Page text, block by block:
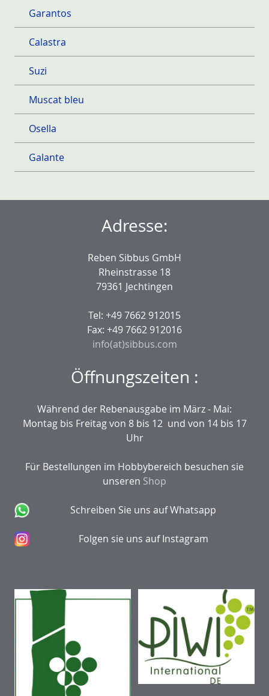
Garantos
Calastra
Suzi
Muscat bleu
Osella
Galante
Adresse:
Reben Sibbus GmbH
Rheinstrasse 18
79361 Jechtingen
Tel: +49 7662 912015
Fax: +49 7662 912016
info(at)sibbus.com
Öffnungszeiten :
Während der Rebenausgabe im März - Mai:
Montag bis Freitag von 8 bis 12 und von 14 bis 17
Uhr
Für Bestellungen im Hobbybereich besuchen sie
unseren Shop
Schreiben Sie uns auf Whatsapp
Folgen sie uns auf Instagram